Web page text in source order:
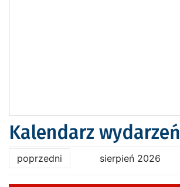
Kalendarz wydarzeń
poprzedni sierpień 2026